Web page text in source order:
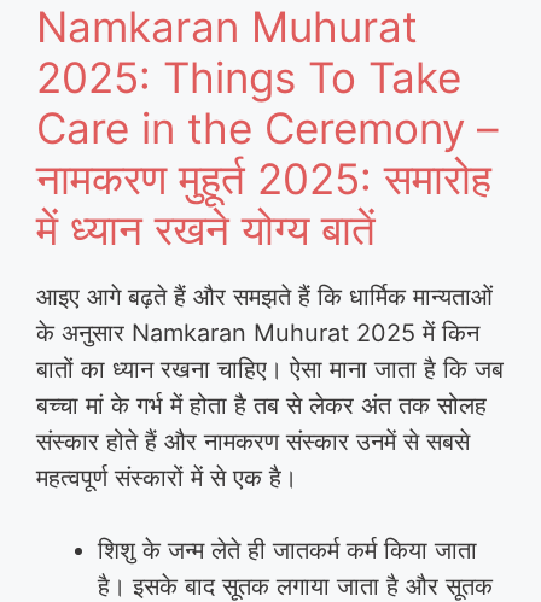
Namkaran Muhurat
2025: Things To Take
Care in the Ceremony –
नामकरण मुहूर्त 2025: समारोह
में ध्यान रखने योग्य बातें
आइए आगे बढ़ते हैं और समझते हैं कि धार्मिक मान्यताओं
के अनुसार Namkaran Muhurat 2025 में किन
बातों का ध्यान रखना चाहिए। ऐसा माना जाता है कि जब
बच्चा मां के गर्भ में होता है तब से लेकर अंत तक सोलह
संस्कार होते हैं और नामकरण संस्कार उनमें से सबसे
महत्वपूर्ण संस्कारों में से एक है।
शिशु के जन्म लेते ही जातकर्म कर्म किया जाता
है। इसके बाद सूतक लगाया जाता है और सूतक